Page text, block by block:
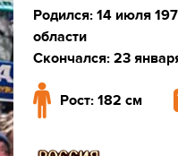
Родился: 14 июля
области
Скончался: 23
Рост: 182 см